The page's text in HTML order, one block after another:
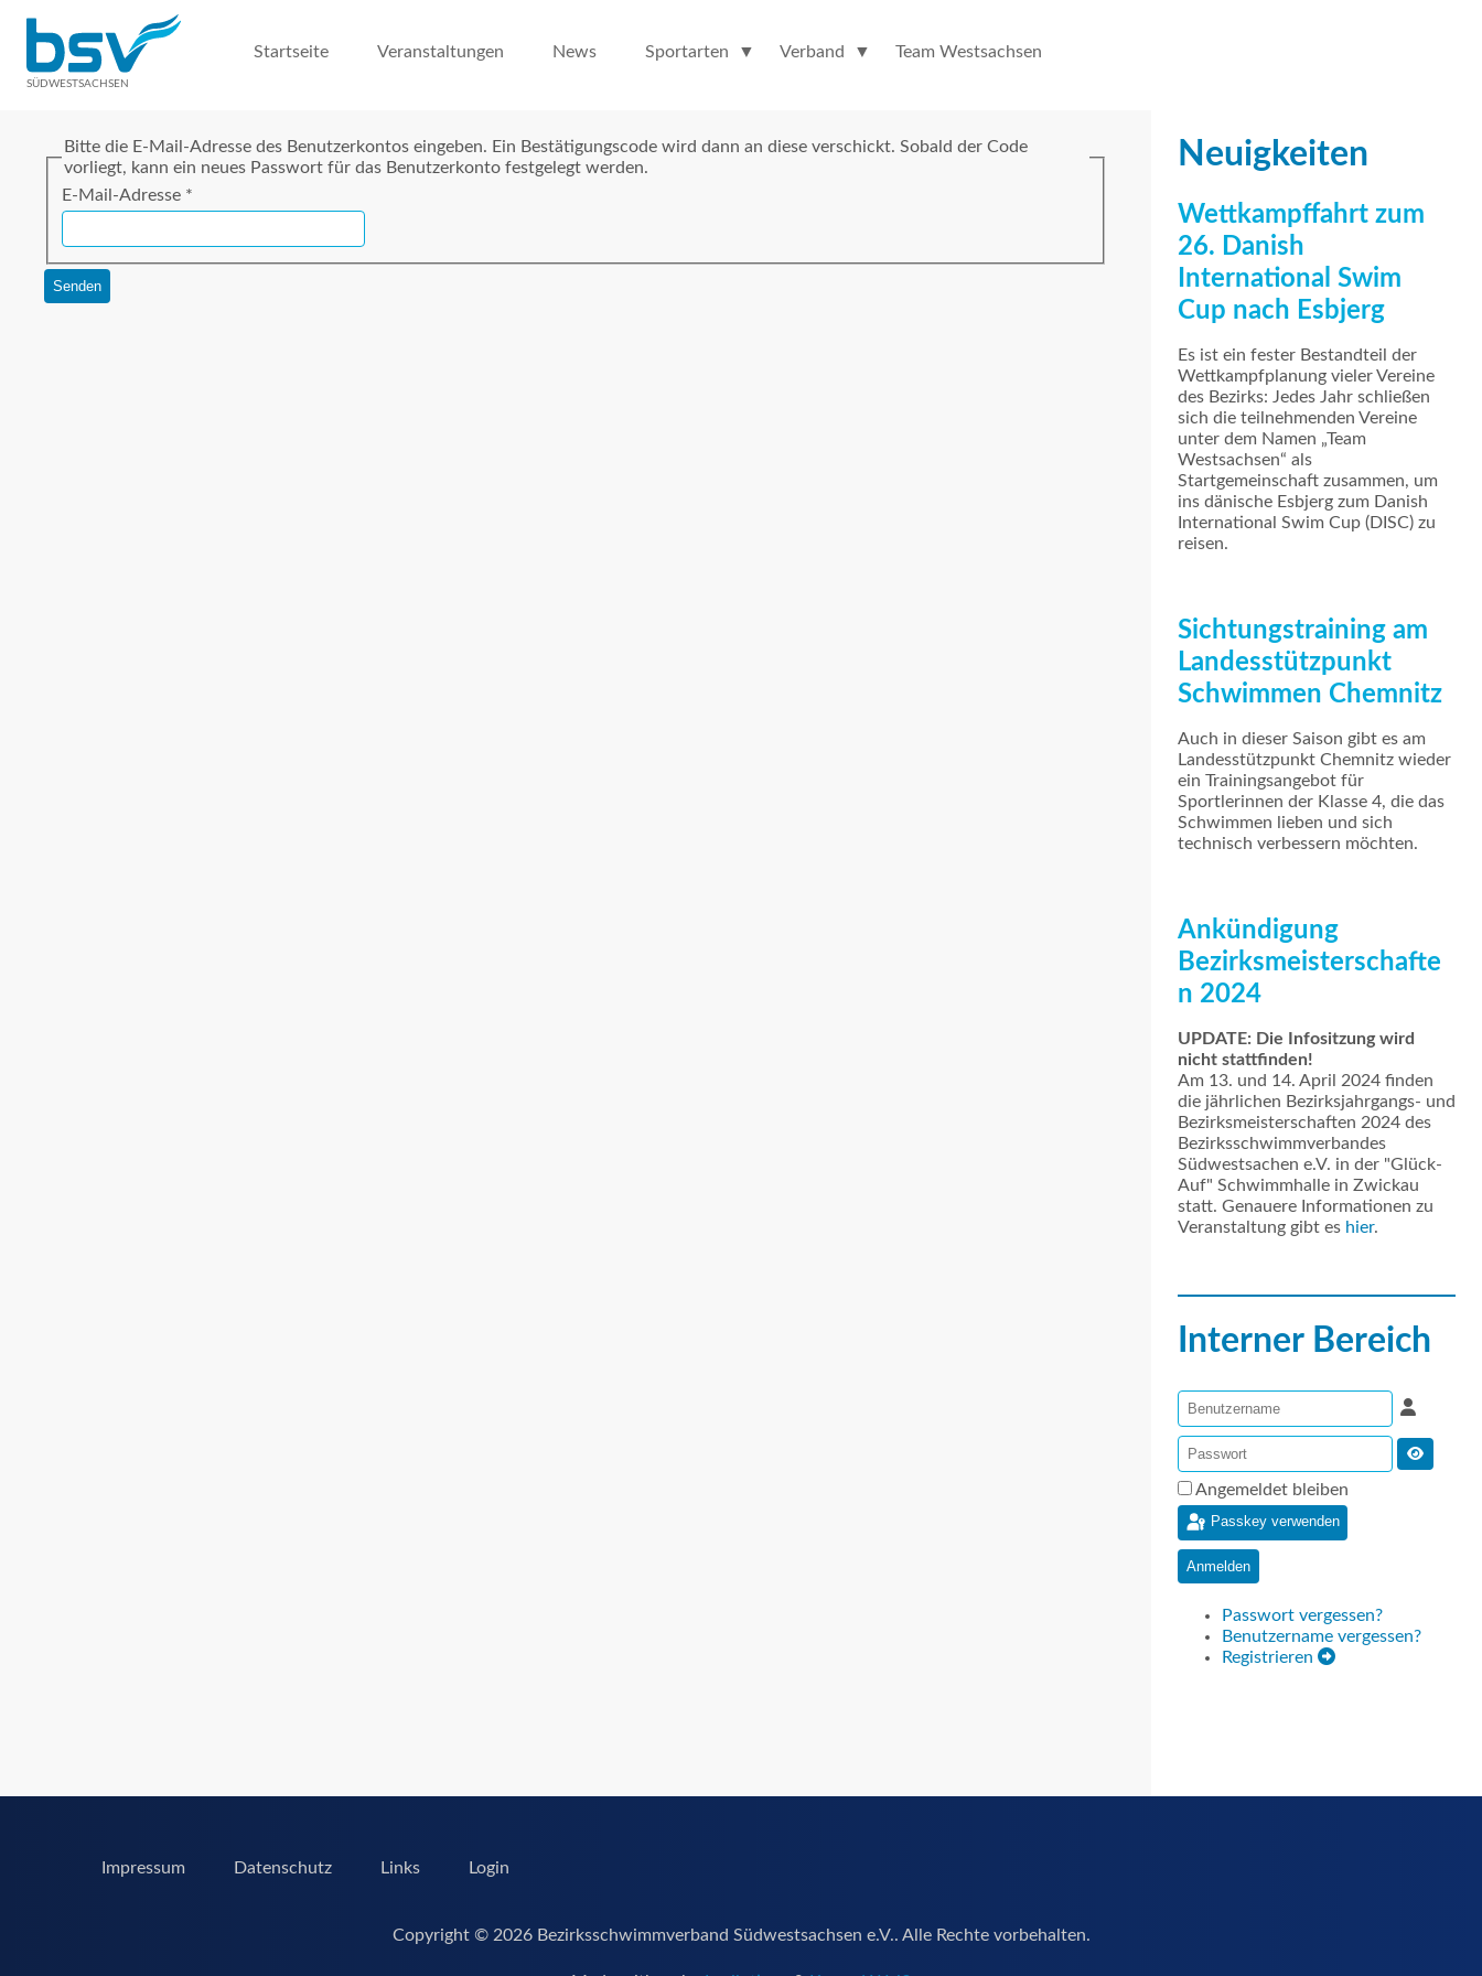
SÜDWESTSACHSEN
Startseite Veranstaltungen News Sportarten Verband Team Westsachsen
Bitte die E-Mail-Adresse des Benutzerkontos eingeben. Ein Bestätigungscode wird dann an diese verschickt. Sobald der Code
vorliegt, kann ein neues Passwort für das Benutzerkonto festgelegt werden.
E-Mail-Adresse *
Senden
Neuigkeiten
Wettkampffahrt zum
26. Danish
International Swim
Cup nach Esbjerg
Es ist ein fester Bestandteil der
Wettkampfplanung vieler Vereine
des Bezirks: Jedes Jahr schließen
sich die teilnehmenden Vereine
unter dem Namen „Team
Westsachsen“ als
Startgemeinschaft zusammen, um
ins dänische Esbjerg zum Danish
International Swim Cup (DISC) zu
reisen.
Sichtungstraining am
Landesstützpunkt
Schwimmen Chemnitz
Auch in dieser Saison gibt es am
Landesstützpunkt Chemnitz wieder
ein Trainingsangebot für
Sportlerinnen der Klasse 4, die das
Schwimmen lieben und sich
technisch verbessern möchten.
Ankündigung
Bezirksmeisterschafte
n 2024
UPDATE: Die Infositzung wird
nicht stattfinden!
Am 13. und 14. April 2024 finden
die jährlichen Bezirksjahrgangs- und
Bezirksmeisterschaften 2024 des
Bezirksschwimmverbandes
Südwestsachen e.V. in der "Glück-
Auf" Schwimmhalle in Zwickau
statt. Genauere Informationen zu
Veranstaltung gibt es hier.
Interner Bereich
Angemeldet bleiben
Passkey verwenden
Anmelden
Passwort vergessen?
Benutzername vergessen?
Registrieren
Impressum Datenschutz Links Login
Copyright © 2026 Bezirksschwimmverband Südwestsachsen e.V.. Alle Rechte vorbehalten.